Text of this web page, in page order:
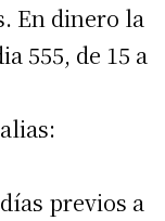
En dinero la
555, de 15 a
previos a